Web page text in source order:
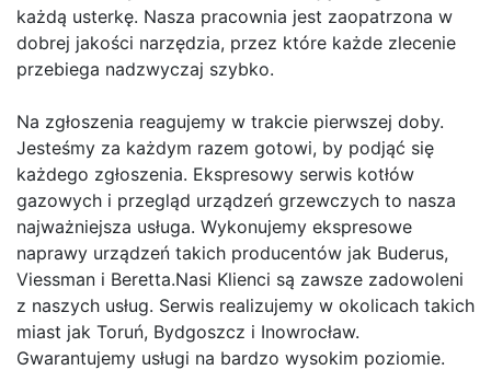
każdą usterkę. Nasza pracownia jest zaopatrzona w
dobrej jakości narzędzia, przez które każde zlecenie
przebiega nadzwyczaj szybko.
Na zgłoszenia reagujemy w trakcie pierwszej doby.
Jesteśmy za każdym razem gotowi, by podjąć się
każdego zgłoszenia. Ekspresowy serwis kotłów
gazowych i przegląd urządzeń grzewczych to nasza
najważniejsza usługa. Wykonujemy ekspresowe
naprawy urządzeń takich producentów jak Buderus,
Viessman i Beretta.Nasi Klienci są zawsze zadowoleni
z naszych usług. Serwis realizujemy w okolicach takich
miast jak Toruń, Bydgoszcz i Inowrocław.
Gwarantujemy usługi na bardzo wysokim poziomie.